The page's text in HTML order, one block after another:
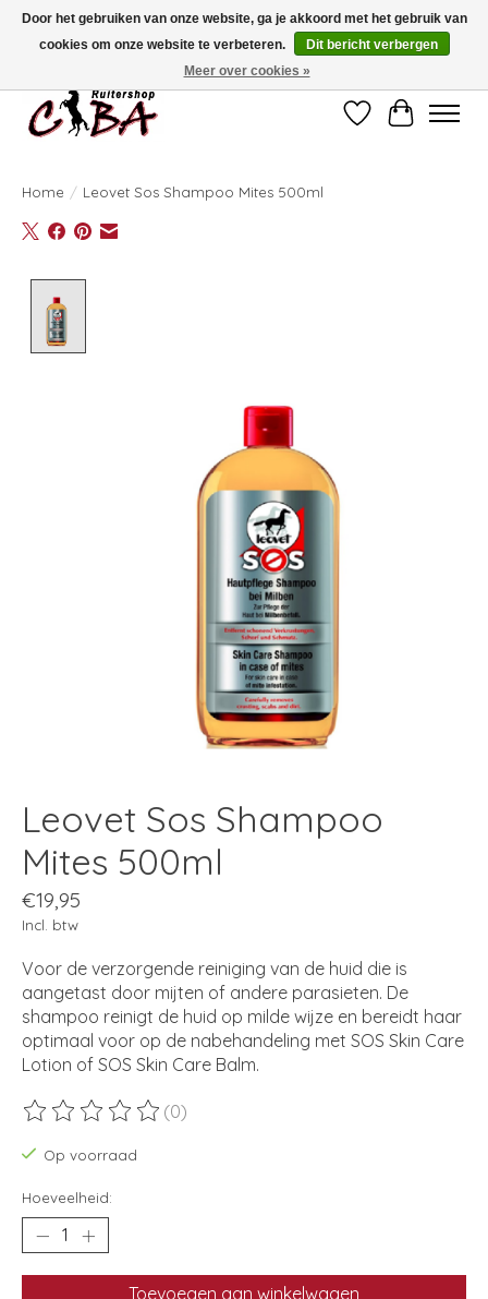
Bij vragen kan u ons contacteren op het nummer 011/60.67.34 ofciba@skynet.be
Ambachtstraat 22 A, 3530 Helchteren
Verlanglijst
Home / Leovet Sos Shampoo Mites 500ml
Leovet Sos Shampoo
Mites 500ml
€19,95
Incl. btw
Voor de verzorgende reiniging van de huid die is
aangetast door mijten of andere parasieten. De
shampoo reinigt de huid op milde wijze en bereidt haar
optimaal voor op de nabehandeling met SOS Skin Care
Lotion of SOS Skin Care Balm.
De beoordeling van dit product is
(0)
Op voorraad
Hoeveelheid:
Toevoegen aan winkelwagen
Door het gebruiken van onze website, ga je akkoord met het gebruik van
cookies om onze website te verbeteren.
Dit bericht verbergen
Meer over cookies »